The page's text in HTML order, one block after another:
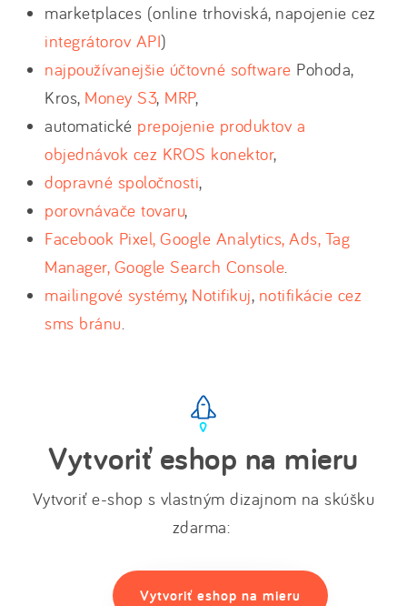
marketplaces (online trhoviská, napojenie cez
integrátorov API)
najpoužívanejšie účtovné software Pohoda,
Kros, Money S3, MRP,
automatické prepojenie produktov a
objednávok cez KROS konektor,
dopravné spoločnosti,
porovnávače tovaru,
Facebook Pixel, Google Analytics, Ads, Tag
Manager, Google Search Console
mailingové systémy, Notifikuj, notifikácie cez
sms bránu
Vytvoriť eshop na mieru
Vytvoriť e-shop s vlastným dizajnom na skúšku
zdarma:
Vytvoriť eshop na mieru